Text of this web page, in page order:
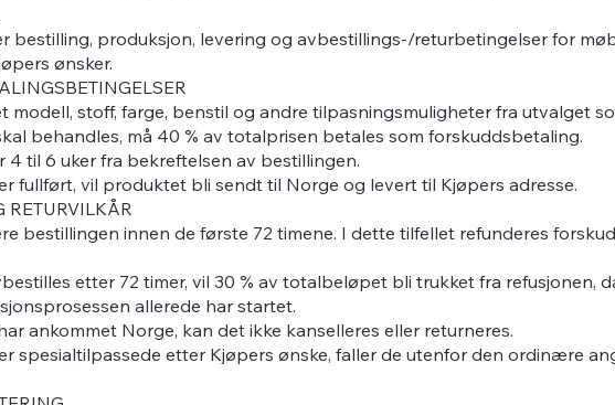
bestilling, produksjon, levering og avbestillings-/returbetingelser for
ønsker.
modell, stoff, farge, benstil og andre tilpasningsmuligheter fra utvalget
behandles, må 40 % av totalprisen betales som forskuddsbetaling.
4 til 6 uker fra bekreftelsen av bestillingen.
fullført, vil produktet bli sendt til Norge og levert til Kjøpers adresse.
RETURVILKÅR
bestillingen innen de første 72 timene. I dette tilfellet refunderes
etter 72 timer, vil 30 % av totalbeløpet bli trukket fra refusjonen,
allerede har startet.
ankommet Norge, kan det ikke kanselleres eller returneres.
spesialtilpassede etter Kjøpers ønske, faller de utenfor den ordinære